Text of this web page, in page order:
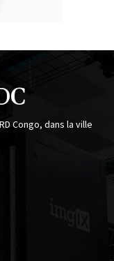
Congo, dans la ville